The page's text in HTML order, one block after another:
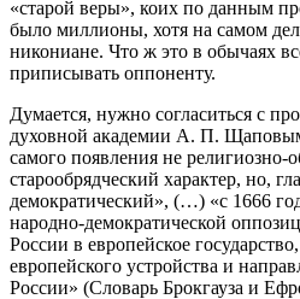
«старой веры», коих по данным
было миллионы, хотя на самом
никониане. Что ж это в обычаях
приписывать оппоненту.
Думается, нужно согласиться с
духовной академии А. П. Щаповым
самого появления не
старообрядческий характер, но,
демократический», (…) «с 1666
народно-демократической
России в европейское
европейского устройства и
России» (Словарь Брокгауза и